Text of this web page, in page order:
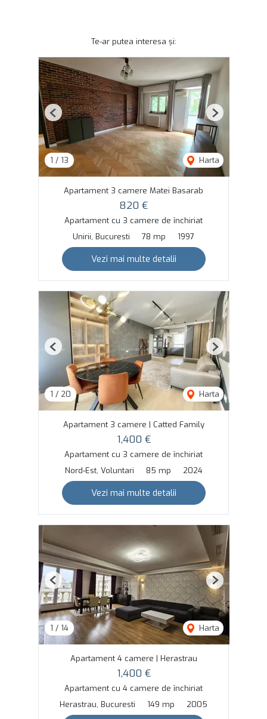
Te-ar putea interesa și:
1 / 13 Harta
Previous Next
Apartament 3 camere Matei Basarab
820 €
Apartament cu 3 camere de închiriat
Unirii, Bucuresti
78 mp 1997
Vezi mai multe detalii
1 / 20 Harta
Previous Next
Apartament 3 camere | Catted Family
1,400 €
Apartament cu 3 camere de închiriat
Nord-Est, Voluntari
85 mp 2024
Vezi mai multe detalii
1 / 14 Harta
Previous Next
Apartament 4 camere | Herastrau
1,400 €
Apartament cu 4 camere de închiriat
Herastrau, Bucuresti
149 mp 2005